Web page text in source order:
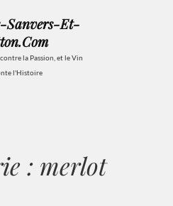
Sanvers-Et-
la Passion, et le Vin
l'Histoire
: merlot